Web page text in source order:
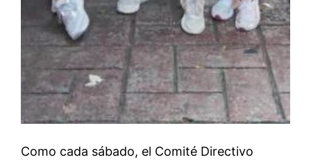
Como cada sábado, el Comité Directivo